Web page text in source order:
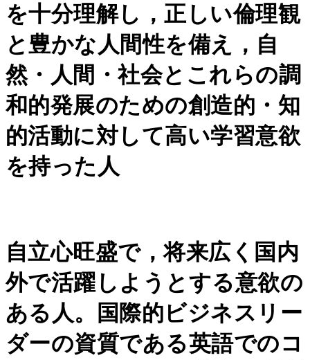
を十分理解し，正しい倫理観
と豊かな人間性を備え，自
然・人間・社会とこれらの調
和的発展のための創造的・知
的活動に対して高い学習意欲
を持った人
自立心旺盛で，将来広く国内
外で活躍しようとする意欲の
ある人。国際的ビジネスリー
ダーの資質である英語でのコ